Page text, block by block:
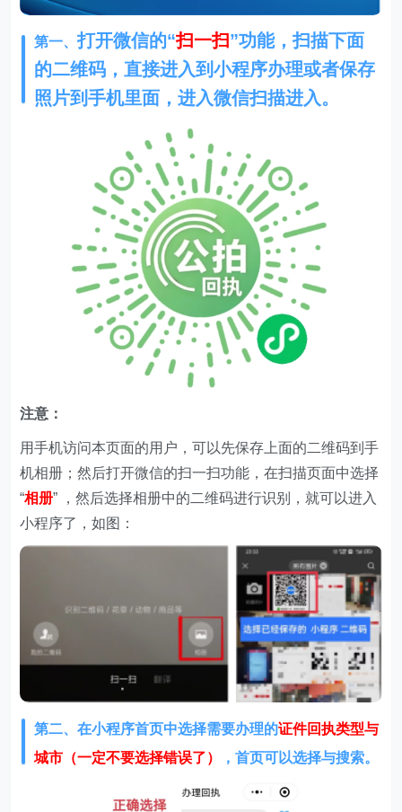
第一、打开微信的“扫一扫”功能，扫描下面
的二维码，直接进入到小程序办理或者保存
照片到手机里面，进入微信扫描进入。
注意：
用手机访问本页面的用户，可以先保存上面的二维码到手
机相册；然后打开微信的扫一扫功能，在扫描页面中选择
“相册” ，然后选择相册中的二维码进行识别，就可以进入
小程序了，如图：
第二、在小程序首页中选择需要办理的证件回执类型与
城市（一定不要选择错误了）
，首页可以选择与搜索。